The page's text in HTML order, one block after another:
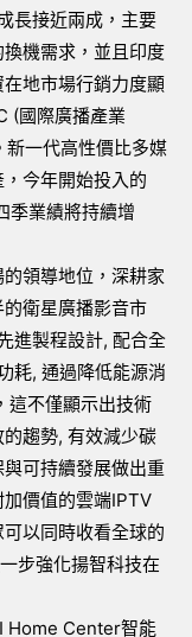
長接近兩成，主要
機需求，並且印度
地市場行銷力度顯
(國際廣播產業
一代高性價比多媒
今年開始投入的
季業績將持續增
領導地位，深耕家
衛星廣播影音市
進製程設計, 配合全
耗, 通過降低能源消
這不僅顯示出技術
的趨勢, 有效減少碳
可持續發展做出重
價值的雲端IPTV
以同時收看全球的
步強化揚智科技在
Home Center智能